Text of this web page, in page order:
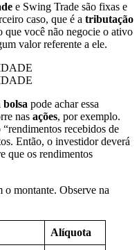
e Swing Trade são fixas e
caso, que é a tributação
que você não negocie o ativo
valor referente a ele.
bolsa pode achar essa
nas ações, por exemplo.
recebidos de
Então, o investidor deverá
que os rendimentos
montante. Observe na
Alíquota